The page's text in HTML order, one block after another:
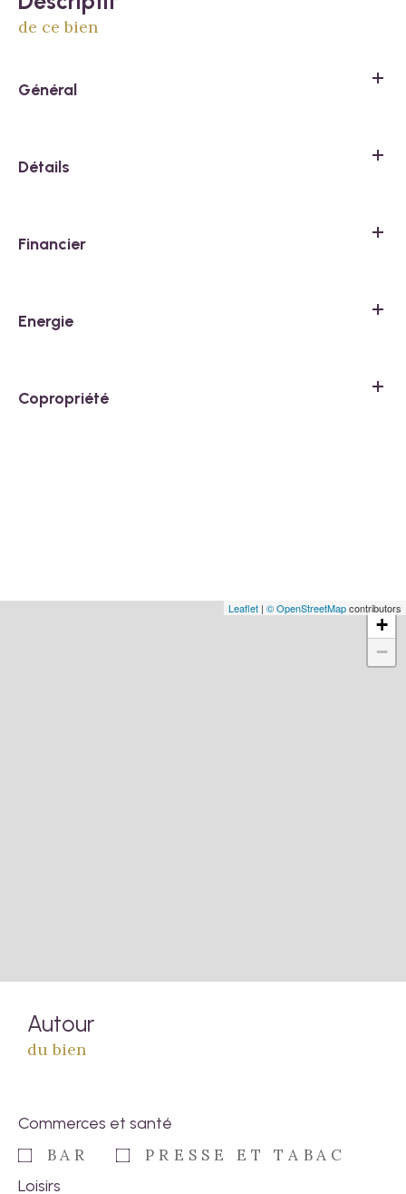
de ce bien
Général
Détails
Financier
Energie
Copropriété
+
−
Leaflet | © OpenStreetMapcontributors
Autour
du bien
Commerces et santé
BAR
PRESSE ET TABAC
Loisirs